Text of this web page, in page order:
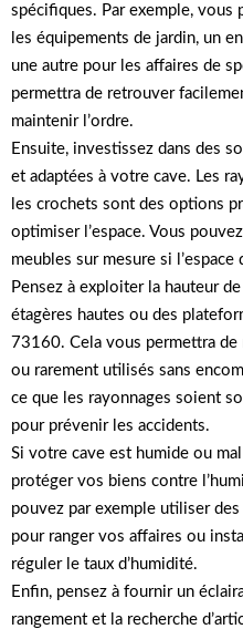
spécifiques. Par exemple, vous
les équipements de jardin, un
une autre pour les affaires de
permettra de retrouver
maintenir l’ordre.
Ensuite, investissez dans des
et adaptées à votre cave. Les
les crochets sont des options
optimiser l’espace. Vous
meubles sur mesure si
Pensez à exploiter la hauteur
étagères hautes ou des
73160. Cela vous permettra de
ou rarement utilisés sans
ce que les rayonnages soient
pour prévenir les accidents.
Si votre cave est humide ou
protéger vos biens contre
pouvez par exemple utiliser
pour ranger vos affaires ou
réguler le taux d’humidité.
Enfin, pensez à fournir un
rangement et la recherche